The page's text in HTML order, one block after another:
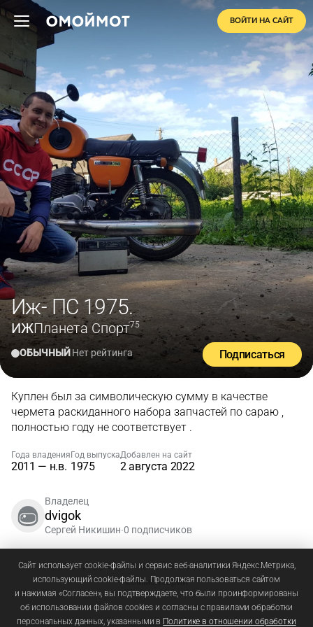
ВОЙТИ НА САЙТ
Иж- ПС 1975.
ИЖПланета Спорт'75
ОБЫЧНЫЙНет рейтинга Подписаться
Куплен был за символическую сумму в качестве
чермета раскиданного набора запчастей по сараю ,
полностью году не соответствует .
Года владения
2011 — н.в.
Год выпуска
1975
Добавлен на сайт
2 августа 2022
Владелец
dvigok
Сергей Никишин•0 подписчиков
Зарегистрируйтесьиливойдите, чтобы добавлять
комментарии
Сайт использует cookie-файлы и сервис веб-аналитики Яндекс.Метрика,
использующий cookie-файлы. Продолжая пользоваться сайтом
и нажимая «Согласен», вы подтверждаете, что были проинформированы
об использовании файлов cookies и согласны с правилами обработки
персональных данных, указанными в Политике в отношении обработки